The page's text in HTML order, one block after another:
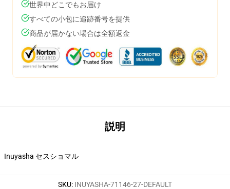
世界中どこでもお届け
すべての小包に追跡番号を提供
商品が届かない場合は全額返金
説明
Inuyasha セスショマル
SKU: INUYASHA-71146-27-DEFAULT